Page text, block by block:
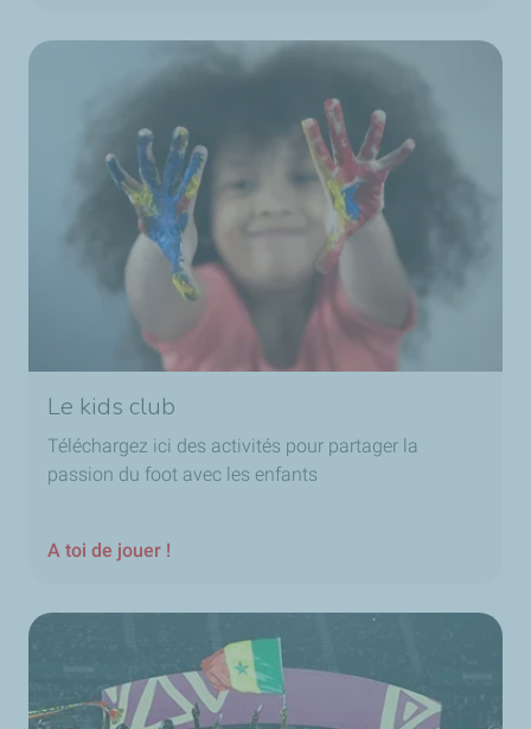
Le kids club
Téléchargez ici des activités pour partager la
passion du foot avec les enfants
A toi de jouer !